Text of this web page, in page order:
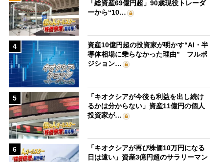
「総資産69億円超」90歳現役トレーダ
ーから“10…
4
資産10億円超の投資家が明かす“AI・半
導体相場に乗らなかった理由” フルポ
ジション…
5
「キオクシアが今後も利益を出し続け
るかは分からない」資産11億円の個人
投資家が…
6
「キオクシアが再び株価10万円になる
日は遠い」資産3億円超のサラリーマン